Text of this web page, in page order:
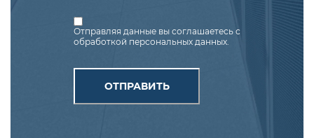
Отправляя данные вы соглашаетесь с
обработкой персональных данных.
ОТПРАВИТЬ